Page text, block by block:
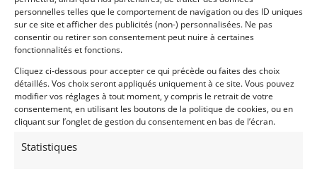
personnelles telles que le comportement de navigation ou des ID uniques
sur ce site et afficher des publicités (non-) personnalisées. Ne pas
consentir ou retirer son consentement peut nuire à certaines
fonctionnalités et fonctions.
Cliquez ci-dessous pour accepter ce qui précède ou faites des choix
détaillés. Vos choix seront appliqués uniquement à ce site. Vous pouvez
modifier vos réglages à tout moment, y compris le retrait de votre
consentement, en utilisant les boutons de la politique de cookies, ou en
cliquant sur l’onglet de gestion du consentement en bas de l’écran.
Statistiques
Vendu par : Franco LEMBO
PSD